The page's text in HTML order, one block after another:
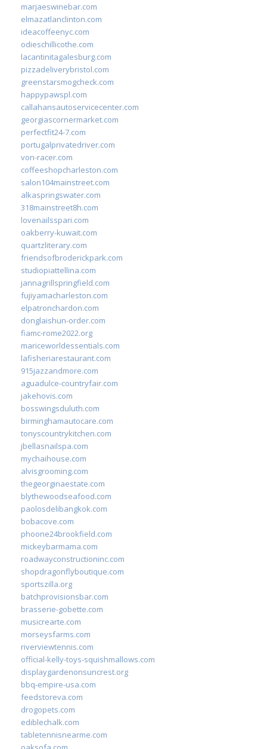
marjaeswinebar.com
elmazatlanclinton.com
ideacoffeenyc.com
odieschillicothe.com
lacantinitagalesburg.com
pizzadeliverybristol.com
greenstarsmogcheck.com
happypawspl.com
callahansautoservicecenter.com
georgiascornermarket.com
perfectfit24-7.com
portugalprivatedriver.com
von-racer.com
coffeeshopcharleston.com
salon104mainstreet.com
alkaspringswater.com
318mainstreet8h.com
lovenailsspari.com
oakberry-kuwait.com
quartzliterary.com
friendsofbroderickpark.com
studiopiattellina.com
jannagrillspringfield.com
fujiyamacharleston.com
elpatronchardon.com
donglaishun-order.com
fiamc-rome2022.org
mariceworldessentials.com
lafisheriarestaurant.com
915jazzandmore.com
aguadulce-countryfair.com
jakehovis.com
bosswingsduluth.com
birminghamautocare.com
tonyscountrykitchen.com
jbellasnailspa.com
mychaihouse.com
alvisgrooming.com
thegeorginaestate.com
blythewoodseafood.com
paolosdelibangkok.com
bobacove.com
phoone24brookfield.com
mickeybarmama.com
roadwayconstructioninc.com
shopdragonflyboutique.com
sportszilla.org
batchprovisionsbar.com
brasserie-gobette.com
musicrearte.com
morseysfarms.com
riverviewtennis.com
official-kelly-toys-squishmallows.com
displaygardenonsuncrest.org
bbq-empire-usa.com
feedstoreva.com
drogopets.com
ediblechalk.com
tabletennisnearme.com